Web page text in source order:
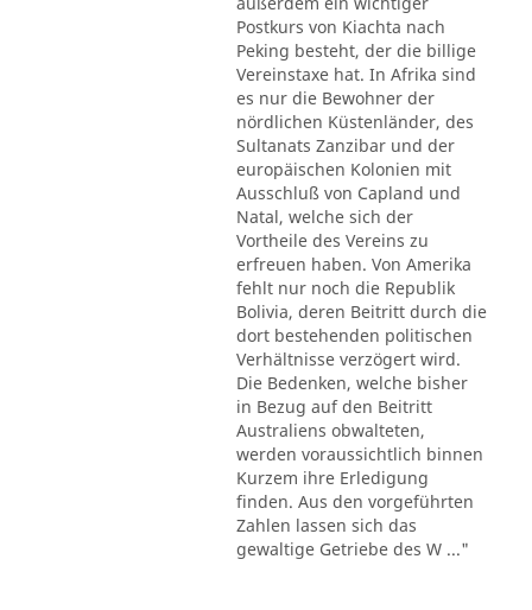
Postkurs von Kiachta nach
Peking besteht, der die billige
Vereinstaxe hat. In Afrika sind
es nur die Bewohner der
nördlichen Küstenländer, des
Sultanats Zanzibar und der
europäischen Kolonien mit
Ausschluß von Capland und
Natal, welche sich der
Vortheile des Vereins zu
erfreuen haben. Von Amerika
fehlt nur noch die Republik
Bolivia, deren Beitritt durch die
dort bestehenden politischen
Verhältnisse verzögert wird.
Die Bedenken, welche bisher
in Bezug auf den Beitritt
Australiens obwalteten,
werden voraussichtlich binnen
Kurzem ihre Erledigung
finden. Aus den vorgeführten
Zahlen lassen sich das
gewaltige Getriebe des W ..."